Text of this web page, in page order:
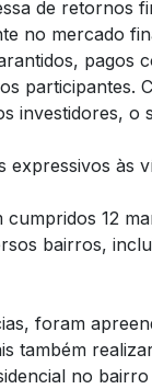
de retornos
no mercado
pagos
participantes.
investidores, o
expressivos às
12
bairros,
foram
também
no bairro